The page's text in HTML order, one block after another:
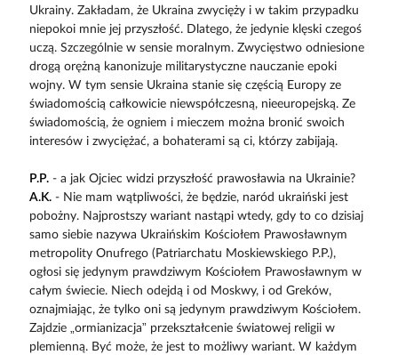
Ukrainy. Zakładam, że Ukraina zwycięży i w takim przypadku
niepokoi mnie jej przyszłość. Dlatego, że jedynie klęski czegoś
uczą. Szczególnie w sensie moralnym. Zwycięstwo odniesione
drogą orężną kanonizuje militarystyczne nauczanie epoki
wojny. W tym sensie Ukraina stanie się częścią Europy ze
świadomością całkowicie niewspółczesną, nieeuropejską. Ze
świadomością, że ogniem i mieczem można bronić swoich
interesów i zwyciężać, a bohaterami są ci, którzy zabijają.
P.P.- a jak Ojciec widzi przyszłość prawosławia na Ukrainie?
A.K.- Nie mam wątpliwości, że będzie, naród ukraiński jest
pobożny. Najprostszy wariant nastąpi wtedy, gdy to co dzisiaj
samo siebie nazywa Ukraińskim Kościołem Prawosławnym
metropolity Onufrego (Patriarchatu Moskiewskiego P.P.),
ogłosi się jedynym prawdziwym Kościołem Prawosławnym w
całym świecie. Niech odejdą i od Moskwy, i od Greków,
oznajmiając, że tylko oni są jedynym prawdziwym Kościołem.
Zajdzie „ormianizacja” przekształcenie światowej religii w
plemienną. Być może, że jest to możliwy wariant. W każdym